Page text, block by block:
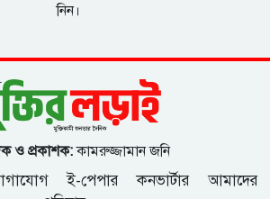
নিন।
ও প্রকাশক:কামরুজ্জামান জনি
ই-পেপার কনভার্টার
আমাদের